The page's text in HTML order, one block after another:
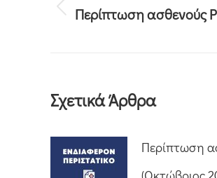
Περίπτωση ασθενούς
Σχετικά Άρθρα
Περίπτωση